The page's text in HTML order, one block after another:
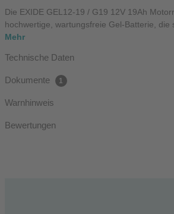
Die EXIDE GEL12-19 / G19 12V 19Ah
hochwertige, wartungsfreie Gel-Batterie, die
Mehr
Technische Daten
Dokumente 1
Warnhinweis
Bewertungen